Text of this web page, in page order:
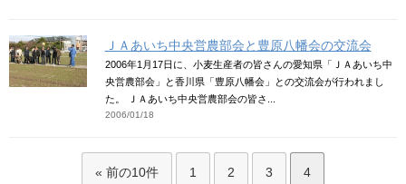
ＪＡあいち中央営農部会と豊原八幡会の交流会
2006年1月17日に、小麦生産者の皆さんの愛知県「ＪＡあいち中
央営農部会」と香川県「豊原八幡会」との交流会が行われまし
た。 ＪＡあいち中央営農部会の皆さ...
2006/01/18
« 前の10件 1 2 3 4